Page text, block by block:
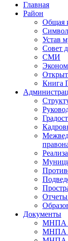
Главная
Район
Общая
Устав
Совет
СМИ
Книга
Документы
МНПА
МНПА